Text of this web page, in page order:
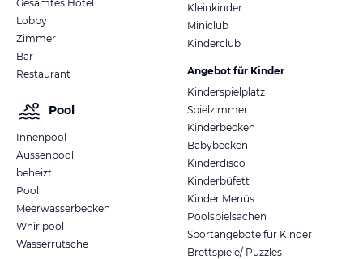
Saunalandschaft und Fitness
Im Preis mit inbegriffen.
Es gibt auch noch die Option in einem internen Hostel
dort zu übernachten da hat es dann wieder andere
Sachen…
Gesamtes Hotel
Lobby
Zimmer
Bar
Restaurant
Pool
Innenpool
Aussenpool
beheizt
Pool
Meerwasserbecken
Whirlpool
Wasserrutsche
Kleinkinder
Miniclub
Kinderclub
Angebot für Kinder
Kinderspielplatz
Spielzimmer
Kinderbecken
Babybecken
Kinderdisco
Kinderbüfett
Kinder Menüs
Poolspielsachen
Sportangebote für Kinder
Brettspiele/ Puzzles